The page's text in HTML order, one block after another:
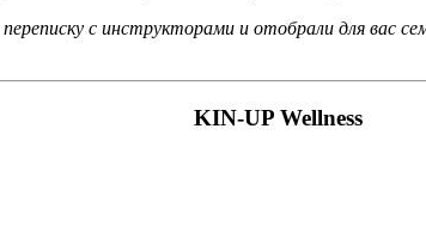
с инструкторами и отобрали для вас
KIN-UP Wellness